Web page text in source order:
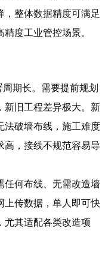
，整体数据精度可满足
度工业管控场景。
期长。需要提前规划
新旧工程差异极大。新
法破墙布线，施工难度
高，接线不规范容易导
任何布线、无需改造墙
上传数据，单人即可快
尤其适配各类改造项